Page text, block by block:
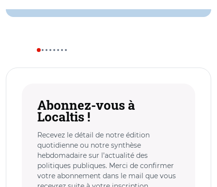
Abonnez-vous à
Localtis !
Recevez le détail de notre édition
quotidienne ou notre synthèse
hebdomadaire sur l’actualité des
politiques publiques. Merci de confirmer
votre abonnement dans le mail que vous